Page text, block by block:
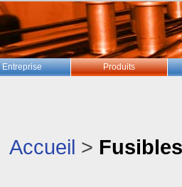
Entreprise Produits
Accueil > Fusibles